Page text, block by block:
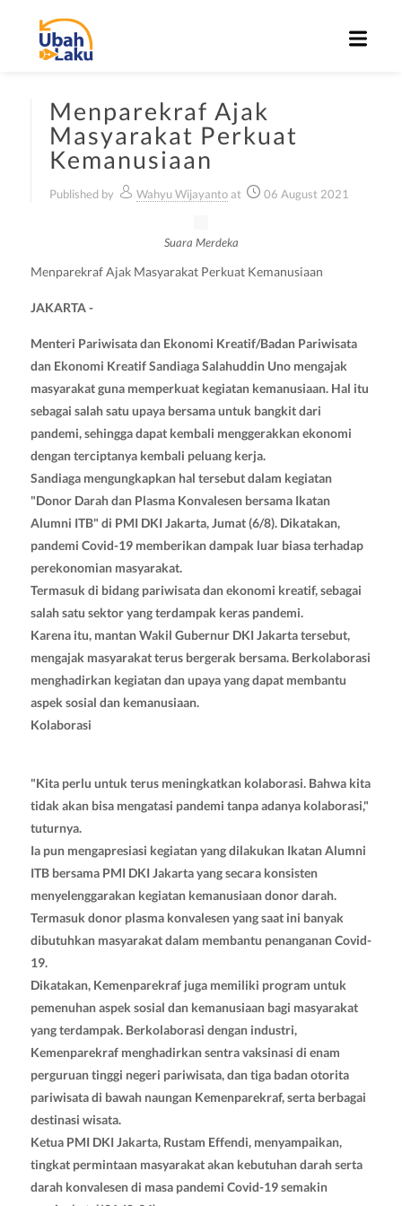
Menparekraf Ajak
Masyarakat Perkuat
Kemanusiaan
Published by Wahyu Wijayanto at 06 August 2021
Suara Merdeka
Menparekraf Ajak Masyarakat Perkuat Kemanusiaan
JAKARTA -
Menteri Pariwisata dan Ekonomi Kreatif/Badan Pariwisata
dan Ekonomi Kreatif Sandiaga Salahuddin Uno mengajak
masyarakat guna memperkuat kegiatan kemanusiaan. Hal itu
sebagai salah satu upaya bersama untuk bangkit dari
pandemi, sehingga dapat kembali menggerakkan ekonomi
dengan terciptanya kembali peluang kerja.
Sandiaga mengungkapkan hal tersebut dalam kegiatan
"Donor Darah dan Plasma Konvalesen bersama Ikatan
Alumni ITB" di PMI DKI Jakarta, Jumat (6/8). Dikatakan,
pandemi Covid-19 memberikan dampak luar biasa terhadap
perekonomian masyarakat.
Termasuk di bidang pariwisata dan ekonomi kreatif, sebagai
salah satu sektor yang terdampak keras pandemi.
Karena itu, mantan Wakil Gubernur DKI Jakarta tersebut,
mengajak masyarakat terus bergerak bersama. Berkolaborasi
menghadirkan kegiatan dan upaya yang dapat membantu
aspek sosial dan kemanusiaan.
Kolaborasi
"Kita perlu untuk terus meningkatkan kolaborasi. Bahwa kita
tidak akan bisa mengatasi pandemi tanpa adanya kolaborasi,"
tuturnya.
Ia pun mengapresiasi kegiatan yang dilakukan Ikatan Alumni
ITB bersama PMI DKI Jakarta yang secara konsisten
menyelenggarakan kegiatan kemanusiaan donor darah.
Termasuk donor plasma konvalesen yang saat ini banyak
dibutuhkan masyarakat dalam membantu penanganan Covid-
19.
Dikatakan, Kemenparekraf juga memiliki program untuk
pemenuhan aspek sosial dan kemanusiaan bagi masyarakat
yang terdampak. Berkolaborasi dengan industri,
Kemenparekraf menghadirkan sentra vaksinasi di enam
perguruan tinggi negeri pariwisata, dan tiga badan otorita
pariwisata di bawah naungan Kemenparekraf, serta berbagai
destinasi wisata.
Ketua PMI DKI Jakarta, Rustam Effendi, menyampaikan,
tingkat permintaan masyarakat akan kebutuhan darah serta
darah konvalesen di masa pandemi Covid-19 semakin